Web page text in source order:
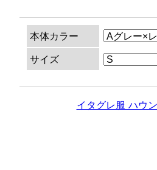
本体カラー
サイズ
イタグレ服 ハウ